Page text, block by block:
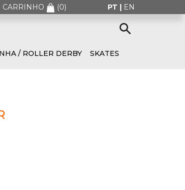
CARRINHO (0) PT | EN
/ ROLLER DERBY SKATES